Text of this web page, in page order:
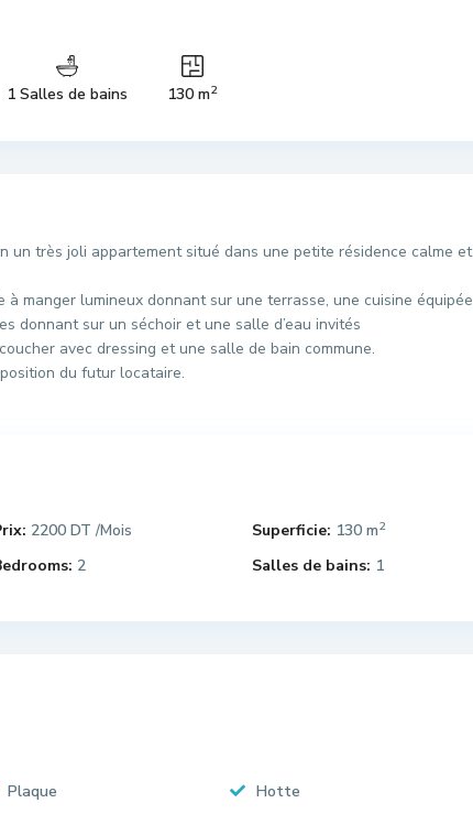
1 Salles de bains 130 m2
un très joli appartement situé dans une petite résidence calme et
manger lumineux donnant sur une terrasse, une cuisine équipée
donnant sur un séchoir et une salle d’eau invités
avec dressing et une salle de bain commune.
du futur locataire.
2200 DT /Mois Superficie: 130 m2
2 Salles de bains: 1
Plaque
Hotte